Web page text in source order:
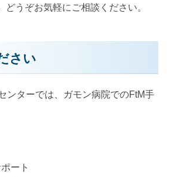
どうぞお気軽にご相談ください。
さい
ンターでは、ガモン病院でのFtM手
ート